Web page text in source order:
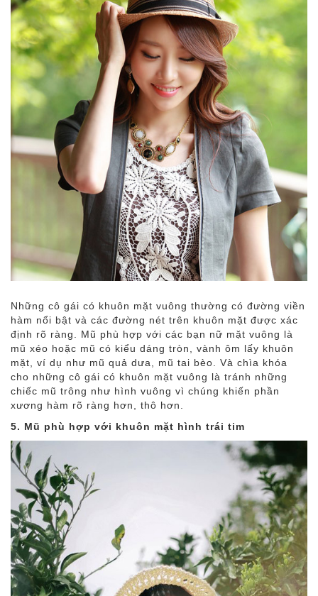
Những cô gái có khuôn mặt vuông thường có đường viền
hàm nổi bật và các đường nét trên khuôn mặt được xác
định rõ ràng. Mũ phù hợp với các bạn nữ mặt vuông là
mũ xéo hoặc mũ có kiểu dáng tròn, vành ôm lấy khuôn
mặt, ví dụ như mũ quả dưa, mũ tai bèo. Và chìa khóa
cho những cô gái có khuôn mặt vuông là tránh những
chiếc mũ trông như hình vuông vì chúng khiến phần
xương hàm rõ ràng hơn, thô hơn.
5. Mũ phù hợp với khuôn mặt hình trái tim